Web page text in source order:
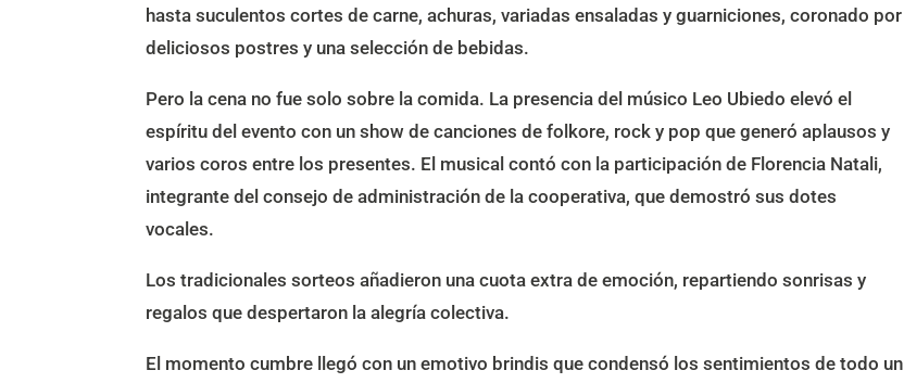
hasta suculentos cortes de carne, achuras, variadas ensaladas y guarniciones, coronado por
deliciosos postres y una selección de bebidas.
Pero la cena no fue solo sobre la comida. La presencia del músico Leo Ubiedo elevó el
espíritu del evento con un show de canciones de folkore, rock y pop que generó aplausos y
varios coros entre los presentes. El musical contó con la participación de Florencia Natali,
integrante del consejo de administración de la cooperativa, que demostró sus dotes
vocales.
Los tradicionales sorteos añadieron una cuota extra de emoción, repartiendo sonrisas y
regalos que despertaron la alegría colectiva.
El momento cumbre llegó con un emotivo brindis que condensó los sentimientos de todo un